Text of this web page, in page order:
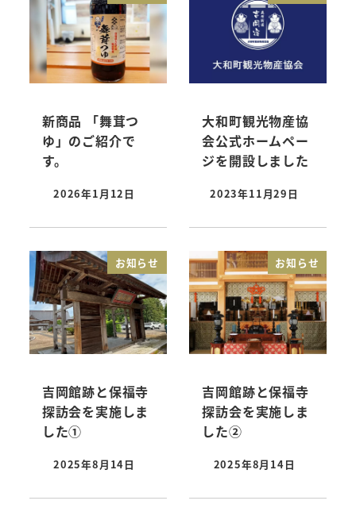
新商品 「舞茸つ
ゆ」のご紹介で
す。
投稿日
2026年1月12日
大和町観光物産協
会公式ホームペー
ジを開設しました
投稿日
2023年11月29日
お知らせ
吉岡館跡と保福寺
探訪会を実施しま
した①
投稿日
2025年8月14日
お知らせ
吉岡館跡と保福寺
探訪会を実施しま
した②
投稿日
2025年8月14日